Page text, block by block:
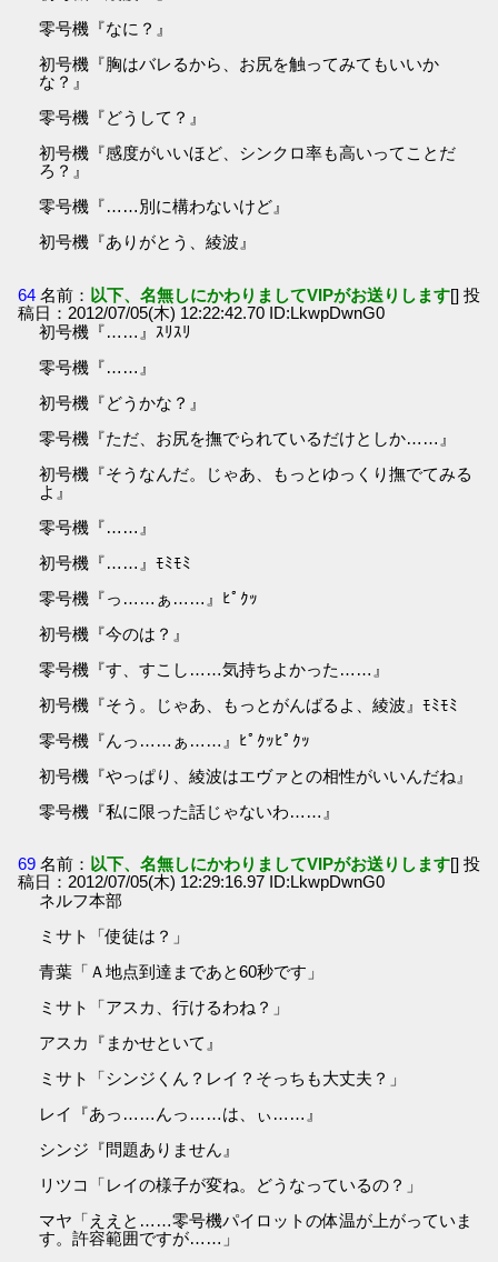
零号機『なに？』
初号機『胸はバレるから、お尻を触ってみてもいいか
な？』
零号機『どうして？』
初号機『感度がいいほど、シンクロ率も高いってことだ
ろ？』
零号機『……別に構わないけど』
初号機『ありがとう、綾波』
64 名前： 以下、名無しにかわりましてVIPがお送りします[] 投
稿日：2012/07/05(木) 12:22:42.70 ID:LkwpDwnG0
初号機『……』ｽﾘｽﾘ
零号機『……』
初号機『どうかな？』
零号機『ただ、お尻を撫でられているだけとしか……』
初号機『そうなんだ。じゃあ、もっとゆっくり撫でてみる
よ』
零号機『……』
初号機『……』ﾓﾐﾓﾐ
零号機『っ……ぁ……』ﾋﾟｸｯ
初号機『今のは？』
零号機『す、すこし……気持ちよかった……』
初号機『そう。じゃあ、もっとがんばるよ、綾波』ﾓﾐﾓﾐ
零号機『んっ……ぁ……』ﾋﾟｸｯﾋﾟｸｯ
初号機『やっぱり、綾波はエヴァとの相性がいいんだね』
零号機『私に限った話じゃないわ……』
69 名前： 以下、名無しにかわりましてVIPがお送りします[] 投
稿日：2012/07/05(木) 12:29:16.97 ID:LkwpDwnG0
ネルフ本部
ミサト「使徒は？」
青葉「Ａ地点到達まであと60秒です」
ミサト「アスカ、行けるわね？」
アスカ『まかせといて』
ミサト「シンジくん？レイ？そっちも大丈夫？」
レイ『あっ……んっ……は、ぃ……』
シンジ『問題ありません』
リツコ「レイの様子が変ね。どうなっているの？」
マヤ「ええと……零号機パイロットの体温が上がっていま
す。許容範囲ですが……」